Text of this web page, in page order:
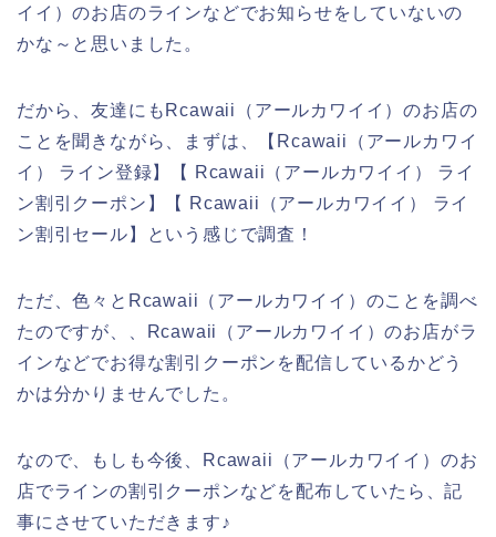
イイ）のお店のラインなどでお知らせをしていないの
かな～と思いました。
だから、友達にもRcawaii（アールカワイイ）のお店の
ことを聞きながら、まずは、【Rcawaii（アールカワイ
イ） ライン登録】【 Rcawaii（アールカワイイ） ライ
ン割引クーポン】【 Rcawaii（アールカワイイ） ライ
ン割引セール】という感じで調査！
ただ、色々とRcawaii（アールカワイイ）のことを調べ
たのですが、、Rcawaii（アールカワイイ）のお店がラ
インなどでお得な割引クーポンを配信しているかどう
かは分かりませんでした。
なので、もしも今後、Rcawaii（アールカワイイ）のお
店でラインの割引クーポンなどを配布していたら、記
事にさせていただきます♪